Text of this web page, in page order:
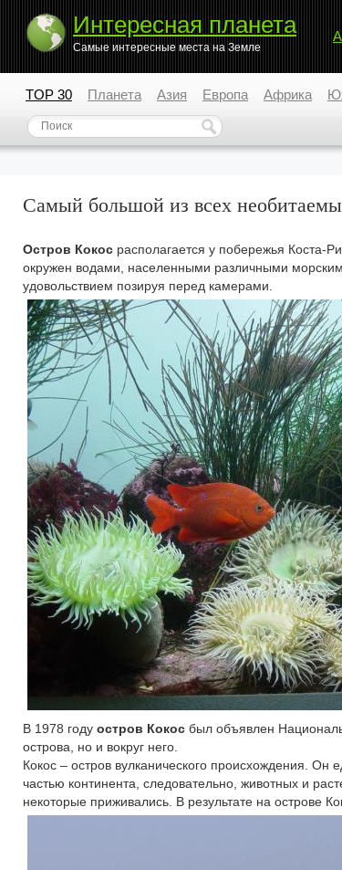
Интересная планета
Самые интересные места на Земле
TOP 30 Планета Азия Европа Африка
Самый большой из всех
Остров Кокос располагается у побережья Коста-
окружен водами, населенными различными
удовольствием позируя перед камерами.
В 1978 году остров Кокос был объявлен
острова, но и вокруг него.
Кокос – остров вулканического происхождения. Он
частью континента, следовательно, животных и
некоторые приживались. В результате на острове